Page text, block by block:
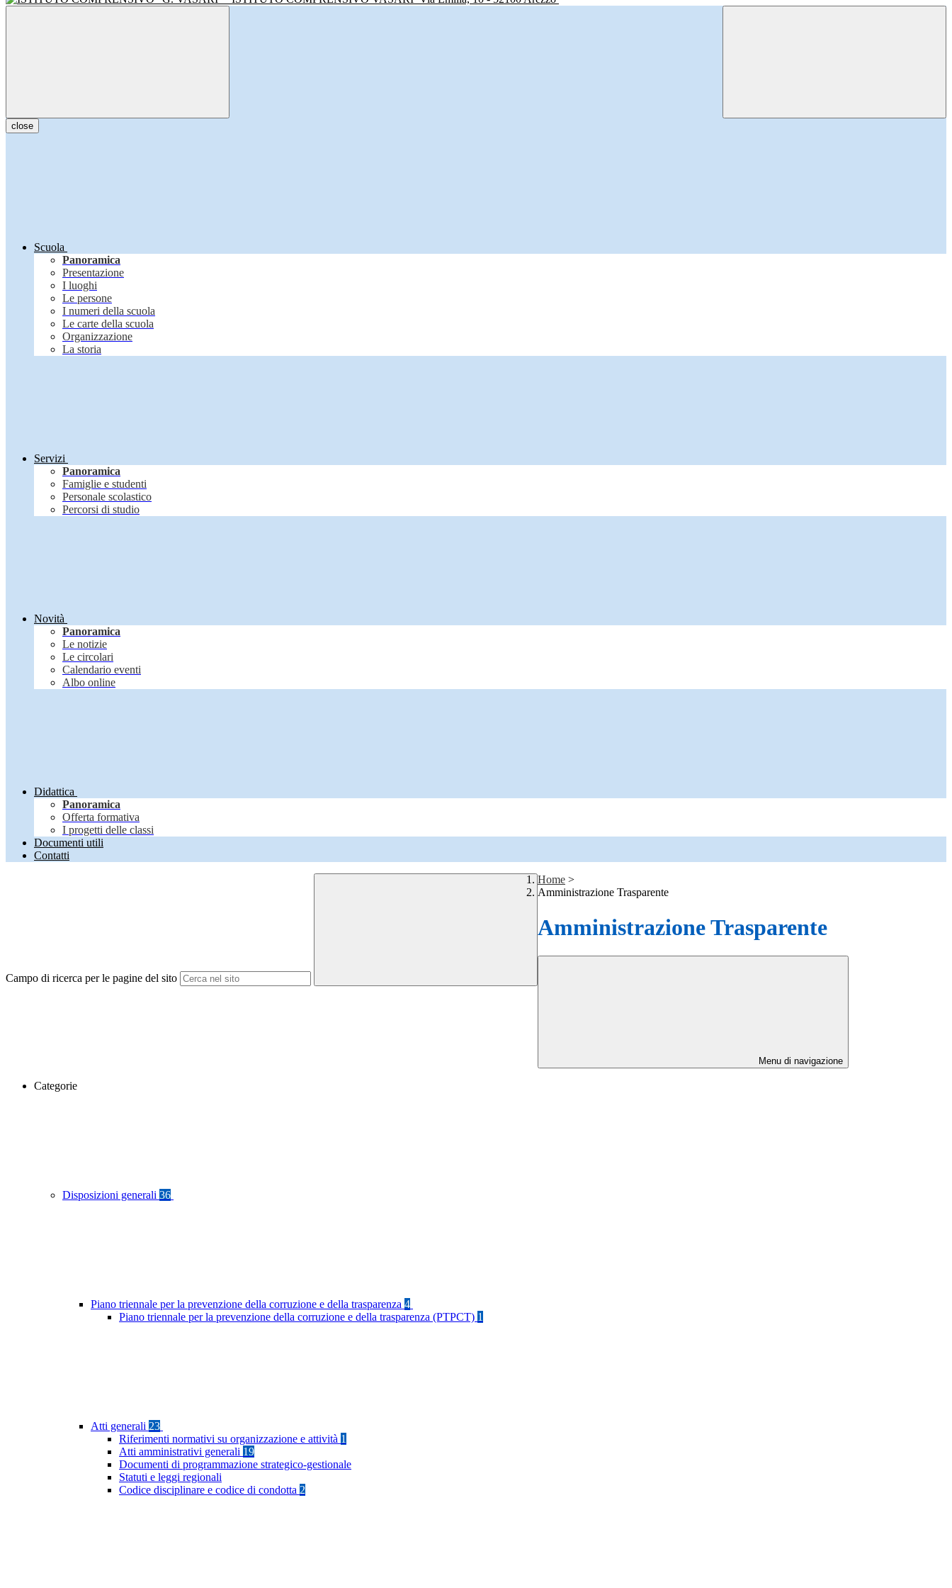
close
Scuola
Panoramica
Presentazione
I luoghi
Le persone
I numeri della scuola
Le carte della scuola
Organizzazione
La storia
Servizi
Panoramica
Famiglie e studenti
Personale scolastico
Percorsi di studio
Novità
Panoramica
Le notizie
Le circolari
Calendario eventi
Albo online
Didattica
Panoramica
Offerta formativa
I progetti delle classi
Documenti utili
Contatti
Campo di ricerca per le pagine del sito
Home >
Amministrazione Trasparente
Amministrazione Trasparente
Menu di navigazione
Categorie
Disposizioni generali 36
Piano triennale per la prevenzione della corruzione e della trasparenza 4
Piano triennale per la prevenzione della corruzione e della trasparenza (PTPCT) 1
Atti generali 23
Riferimenti normativi su organizzazione e attività 1
Atti amministrativi generali 19
Documenti di programmazione strategico-gestionale
Statuti e leggi regionali
Codice disciplinare e codice di condotta 2